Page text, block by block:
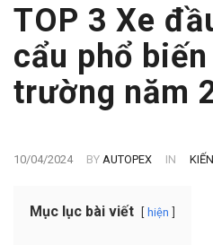
TOP 3 Xe
cẩu phổ
trường năm
10/04/2024 BY AUTOPEX IN
Mục lục bài viết hiện